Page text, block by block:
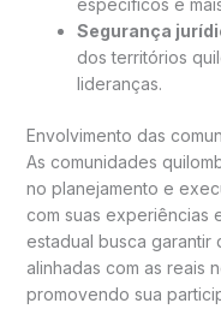
específicos e
Segurança
dos territórios
lideranças.
Envolvimento das
As comunidades
no planejamento e
com suas experiências
estadual busca garantir
alinhadas com as reais
promovendo sua